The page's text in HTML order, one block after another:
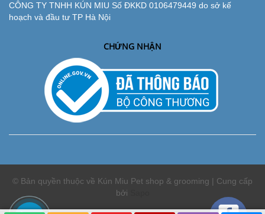
CÔNG TY TNHH KÚN MIU Số ĐKKD 0106479449 do sở kế
hoạch và đầu tư TP Hà Nội
CHỨNG NHẬN
© Bản quyền thuộc về Kún Miu Pet shop & grooming | Cung cấp
bởi